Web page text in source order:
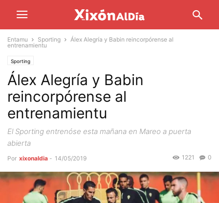
Entamu Sporting
Álex Alegría y Babin reincorpórense al
entrenamientu
Sporting
Álex Alegría y Babin
reincorpórense al
entrenamientu
El Sporting entrenóse esta mañana en Mareo a puerta
abierta
Por xixonaldia - 14/05/2019 0
1221